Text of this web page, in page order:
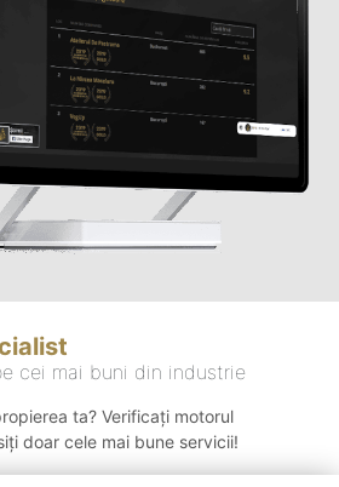
cei mai buni din industrie
ta? Verificați motorul
doar cele mai bune servicii!